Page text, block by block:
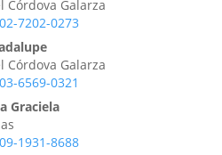
Córdova Galarza
7202-0273
Córdova Galarza
6569-0321
Graciela
1931-8688